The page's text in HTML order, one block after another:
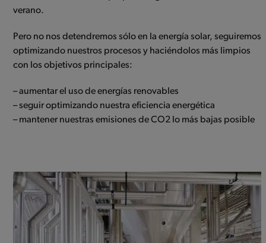
verano.
Pero no nos detendremos sólo en la energía solar, seguiremos
optimizando nuestros procesos y haciéndolos más limpios
con los objetivos principales:
– aumentar el uso de energías renovables
– seguir optimizando nuestra eficiencia energética
– mantener nuestras emisiones de CO2 lo más bajas posible